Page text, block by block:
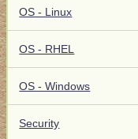
OS - Linux
OS - RHEL
OS - Windows
Security